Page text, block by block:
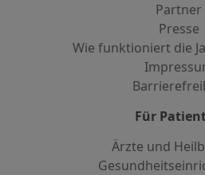
Partner
Presse
Wie funktioniert die
Für
Ärzte und